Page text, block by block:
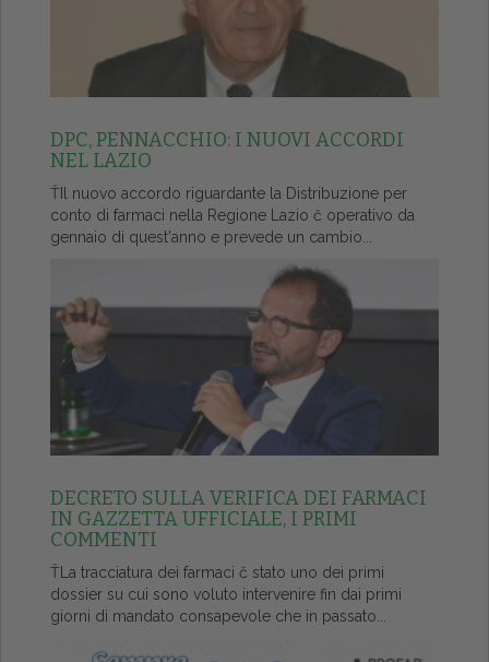
DPC, PENNACCHIO: I NUOVI ACCORDI
NEL LAZIO
ŤIl nuovo accordo riguardante la Distribuzione per
conto di farmaci nella Regione Lazio č operativo da
gennaio di quest'anno e prevede un cambio...
DECRETO SULLA VERIFICA DEI FARMACI
IN GAZZETTA UFFICIALE, I PRIMI
COMMENTI
ŤLa tracciatura dei farmaci č stato uno dei primi
dossier su cui sono voluto intervenire fin dai primi
giorni di mandato consapevole che in passato...